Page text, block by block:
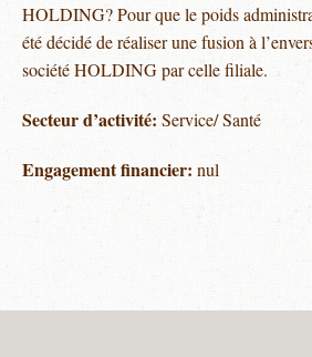
HOLDING? Pour que le poids
été décidé de réaliser une fusion à
société HOLDING par celle filiale.
Secteur d’activité: Service/ Santé
Engagement financier: nul